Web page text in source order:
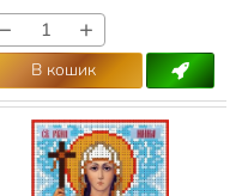
− +
В кошик